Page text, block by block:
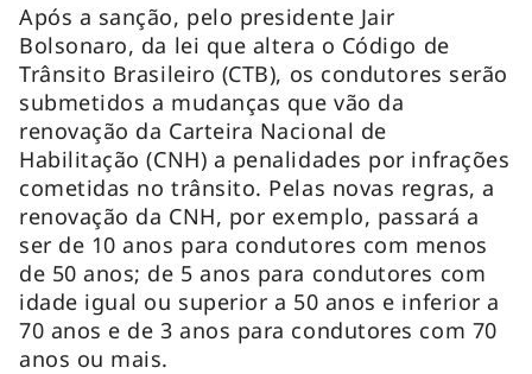
Após a sanção, pelo presidente Jair
Bolsonaro, da lei que altera o Código de
Trânsito Brasileiro (CTB), os condutores serão
submetidos a mudanças que vão da
renovação da Carteira Nacional de
Habilitação (CNH) a penalidades por infrações
cometidas no trânsito. Pelas novas regras, a
renovação da CNH, por exemplo, passará a
ser de 10 anos para condutores com menos
de 50 anos; de 5 anos para condutores com
idade igual ou superior a 50 anos e inferior a
70 anos e de 3 anos para condutores com 70
anos ou mais.